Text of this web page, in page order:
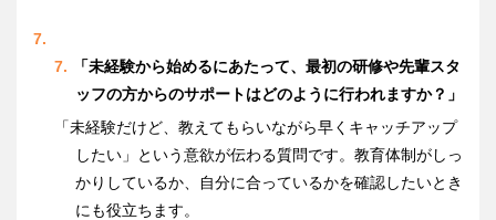
「未経験から始めるにあたって、最初の研修や先輩スタ
ッフの方からのサポートはどのように行われますか？」
「未経験だけど、教えてもらいながら早くキャッチアップ
したい」という意欲が伝わる質問です。教育体制がしっ
かりしているか、自分に合っているかを確認したいとき
にも役立ちます。